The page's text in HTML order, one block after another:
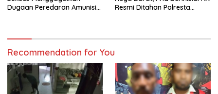
Dugaan Peredaran Amunisi
Resmi Ditahan Polresta
Recommendation for You